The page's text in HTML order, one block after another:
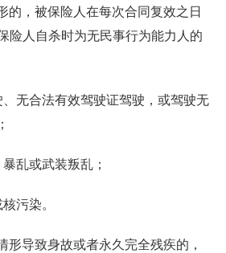
的，被保险人在每次合同复效之日
险人自杀时为无民事行为能力人的
无合法有效驾驶证驾驶，或驾驶无
乱或武装叛乱；
污染。
形导致身故或者永久完全残疾的，